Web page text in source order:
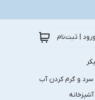
ورود | ثبت‌نام
سرد و گرم کردن آب